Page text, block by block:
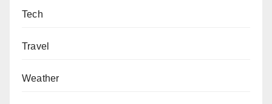
Tech
Travel
Weather